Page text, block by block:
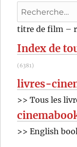
Recherche
pour
:
titre de film –
Index de
(6381)
livres-
>> Tous les
>> English